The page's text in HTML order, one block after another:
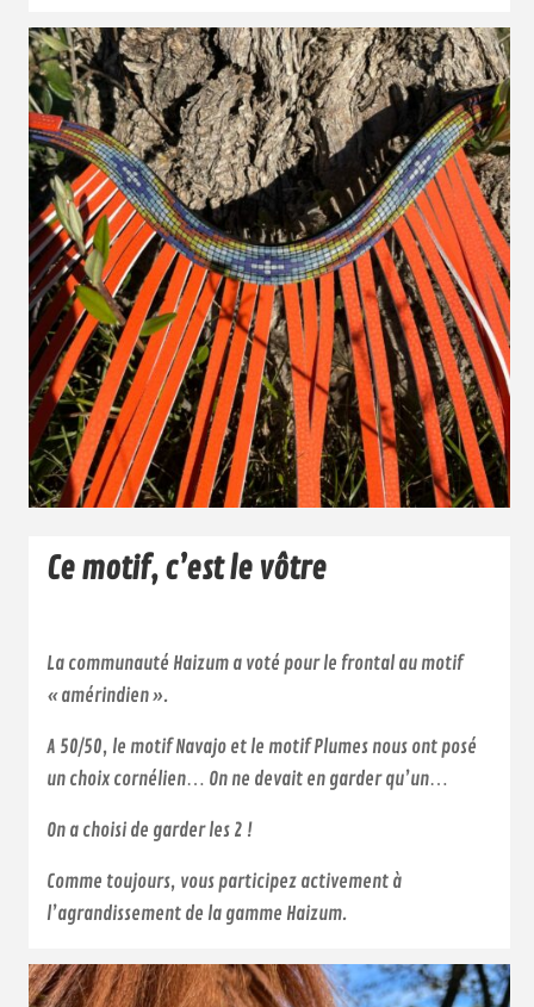
Ce motif, c’est le vôtre
La communauté Haizum a voté pour le frontal au motif
« amérindien ».
A 50/50, le motif Navajo et le motif Plumes nous ont posé
un choix cornélien… On ne devait en garder qu’un…
On a choisi de garder les 2 !
Comme toujours, vous participez activement à
l’agrandissement de la gamme Haizum.